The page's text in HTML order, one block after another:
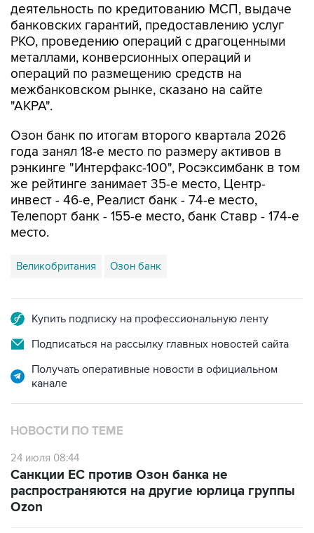
деятельность по кредитованию МСП, выдаче
банковских гарантий, предоставлению услуг
РКО, проведению операций с драгоценными
металлами, конверсионных операций и
операций по размещению средств на
межбанковском рынке, сказано на сайте
"АКРА".
Озон банк по итогам второго квартала 2026
года занял 18-е место по размеру активов в
рэнкинге "Интерфакс-100", Росэксимбанк в том
же рейтинге занимает 35-е место, Центр-
инвест - 46-е, Реалист банк - 74-е место,
Телепорт банк - 155-е место, банк Ставр - 174-е
место.
Великобритания Озон банк
Купить подписку на профессиональную ленту
Подписаться на рассылку главных новостей сайта
Получать оперативные новости в официальном
канале
НОВОСТИ ПО ТЕМЕ
24 июля 08:44
Санкции ЕС против Озон банка не
распространяются на другие юрлица группы
Ozon